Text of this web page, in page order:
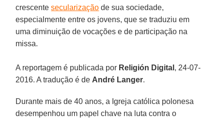
crescentesecularização de sua sociedade,
especialmente entre os jovens, que se traduziu em
uma diminuição de vocações e de participação na
missa.
A reportagem é publicada por Religión Digital , 24-07-
2016. A tradução é de André Langer.
Durante mais de 40 anos, a Igreja católica polonesa
desempenhou um papel chave na luta contra o